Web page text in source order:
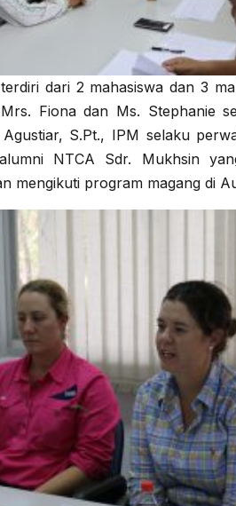
dari 2 mahasiswa dan 3
Fiona dan Ms. Stephanie
S.Pt., IPM selaku
NTCA Sdr. Mukhsin
mengikuti program magang di